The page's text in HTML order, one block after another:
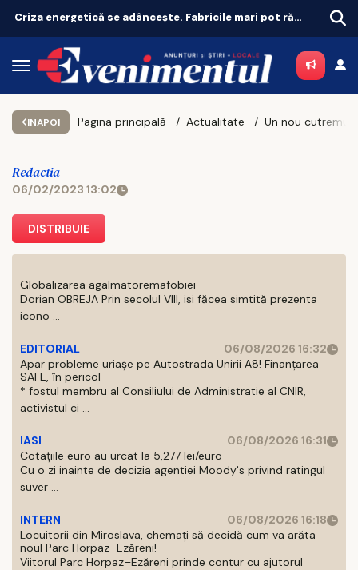
Criza energetică se adâncește. Fabricile mari pot rămâne fără energie în orele de vârf
INAPOI Pagina principală Actualitate
Redactia
06/02/2023 13:02
DISTRIBUIE
Globalizarea agalmatoremafobiei
Dorian OBREJA Prin secolul VIII, isi făcea simtită prezenta
icono ...
EDITORIAL
06/08/2026 16:32
Apar probleme uriașe pe Autostrada Unirii A8! Finanțarea
SAFE, în pericol
* fostul membru al Consiliului de Administratie al CNIR,
activistul ci ...
IASI
06/08/2026 16:31
Cotațiile euro au urcat la 5,277 lei/euro
Cu o zi inainte de decizia agentiei Moody's privind ratingul
suver ...
INTERN
06/08/2026 16:18
Locuitorii din Miroslava, chemați să decidă cum va arăta
noul Parc Horpaz–Ezăreni!
Viitorul Parc Horpaz–Ezăreni prinde contur cu ajutorul